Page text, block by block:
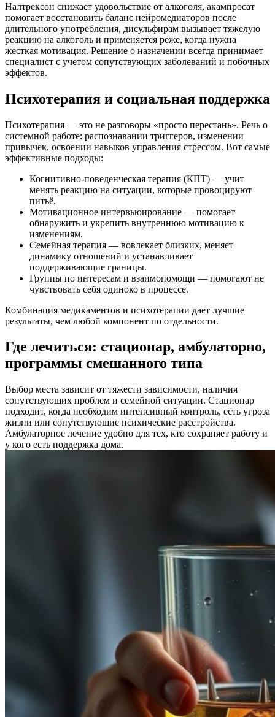
Налтрексон снижает удовольствие от алкоголя, акампросат
помогает восстановить баланс нейромедиаторов после
длительного употребления, дисульфирам вызывает тяжелую
реакцию на алкоголь и применяется реже, когда нужна
жесткая мотивация. Решение о назначении всегда принимает
специалист с учетом сопутствующих заболеваний и побочных
эффектов.
Психотерапия и социальная поддержка
Психотерапия — это не разговоры «просто перестань». Речь о
системной работе: распознавании триггеров, изменении
привычек, освоении навыков управления стрессом. Вот самые
эффективные подходы:
Когнитивно-поведенческая терапия (КПТ) — учит
менять реакцию на ситуации, которые провоцируют
питьё.
Мотивационное интервьюирование — помогает
обнаружить и укрепить внутреннюю мотивацию к
изменениям.
Семейная терапия — вовлекает близких, меняет
динамику отношений и устанавливает
поддерживающие границы.
Группы по интересам и взаимопомощи — помогают не
чувствовать себя одиноко в процессе.
Комбинация медикаментов и психотерапии дает лучшие
результаты, чем любой компонент по отдельности.
Где лечиться: стационар, амбулаторно,
программы смешанного типа
Выбор места зависит от тяжести зависимости, наличия
сопутствующих проблем и семейной ситуации. Стационар
подходит, когда необходим интенсивный контроль, есть угроза
жизни или сопутствующие психические расстройства.
Амбулаторное лечение удобно для тех, кто сохраняет работу и
у кого есть поддержка дома.